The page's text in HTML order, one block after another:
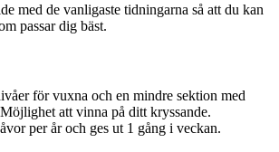
med de vanligaste tidningarna så att du kan
passar dig bäst.
för vuxna och en mindre sektion med
att vinna på ditt kryssande.
per år och ges ut 1 gång i veckan.